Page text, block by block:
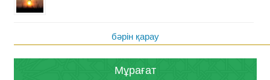
бәрін қарау
Мұрағат